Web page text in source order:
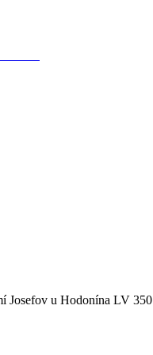
Josefov u Hodonína LV 350